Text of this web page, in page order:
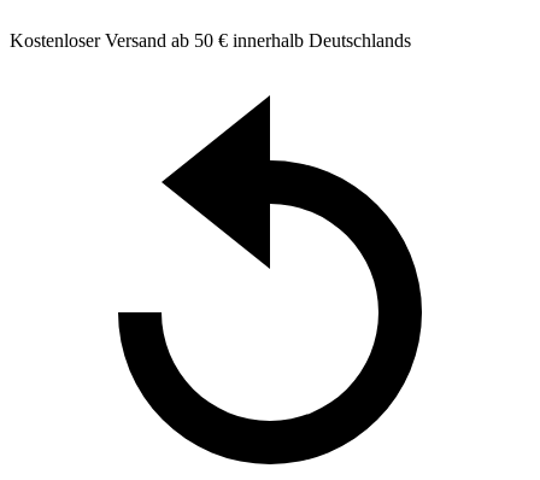
Kostenloser Versand ab 50 € innerhalb Deutschlands